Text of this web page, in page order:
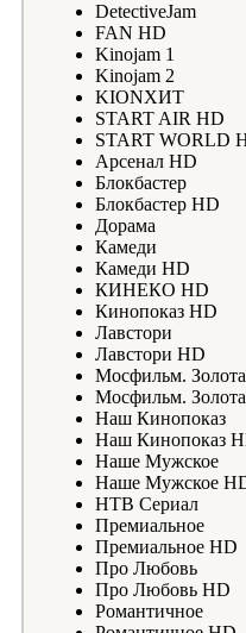
DetectiveJam
FAN HD
Kinojam 1
Kinojam 2
KIONХИТ
START AIR HD
START WORLD
Арсенал HD
Блокбастер
Блокбастер HD
Дорама
Камеди
Камеди HD
КИНЕКО HD
Кинопоказ HD
Лавстори
Лавстори HD
Мосфильм.
Мосфильм.
Наш Кинопоказ
Наш Кинопоказ
Наше Мужское
Наше Мужское
НТВ Сериал
Премиальное
Премиальное HD
Про Любовь
Про Любовь HD
Романтичное